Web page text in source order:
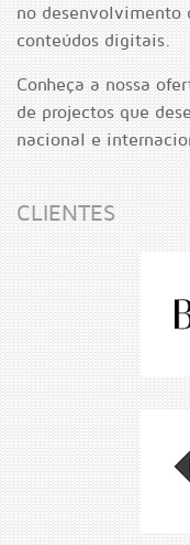
no desenvolvimento
conteúdos digitais.
Conheça a nossa
de projectos que
nacional e
CLIENTES